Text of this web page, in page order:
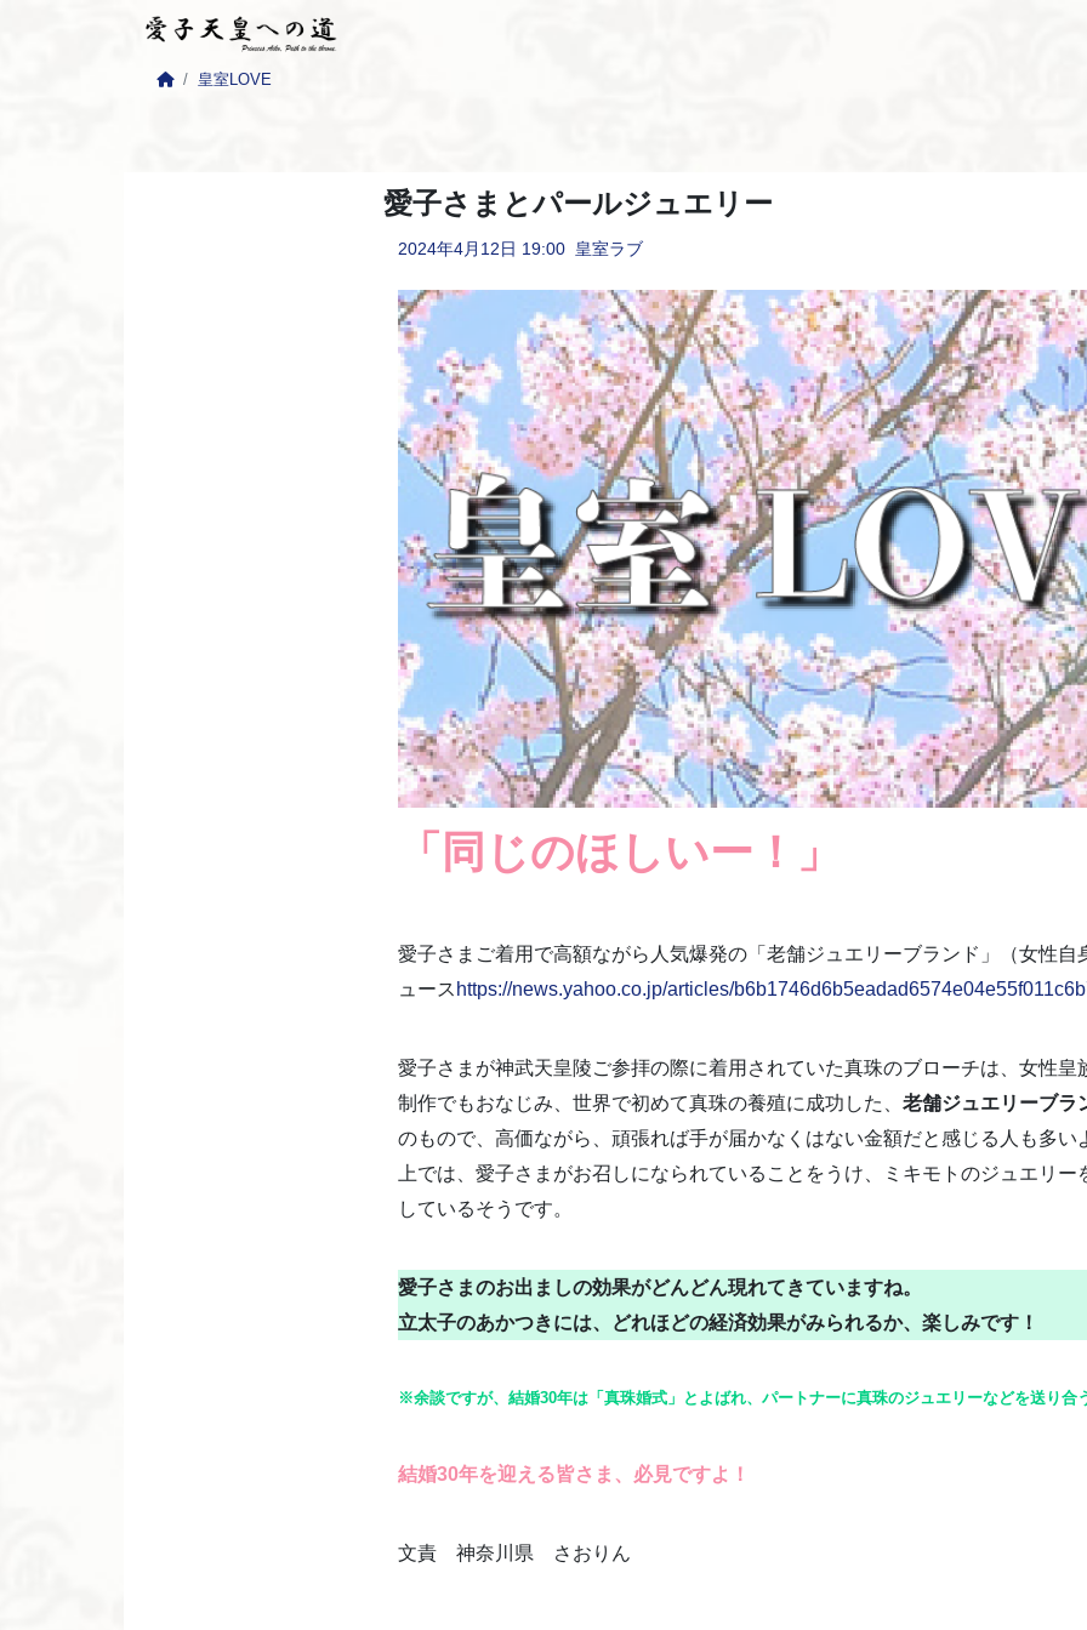
皇室LOVE
愛子さまとパールジュエリー
2024年4月12日 19:00 皇室ラブ
「同じのほしいー！」
愛子さまご着用で高額ながら人気爆発の「老舗ジュエリーブランド」（女性自
ュース https://news.yahoo.co.jp/articles/
愛子さまが神武天皇陵ご参拝の際に着用されていた真珠のブローチは、女性皇
制作でもおなじみ、世界で初めて真珠の養殖に成功した、 老舗ジュエリーブラ
のもので、高価ながら、頑張れば手が届かなくはない金額だと感じる人も多い
上では、愛子さまがお召しになられていることをうけ、ミキモトのジュエリー
しているそうです。
愛子さまのお出ましの効果がどんどん現れてきていますね。
立太子のあかつきには、どれほどの経済効果がみられるか、楽しみです！
※余談ですが、結婚30年は「真珠婚式」とよばれ、パートナーに真珠のジュエリーなどを送り合
結婚30年を迎える皆さま、必見ですよ！
文責 神奈川県 さおりん